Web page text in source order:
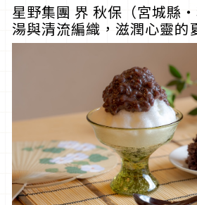
星野集團 界 秋保（宮城縣
湯與清流編織，滋潤心靈的